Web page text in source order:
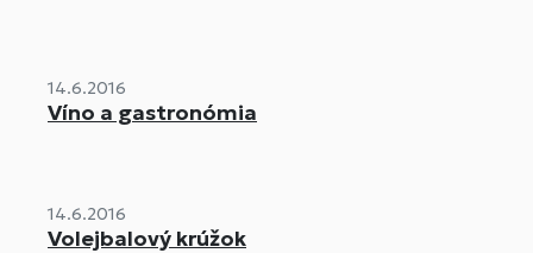
14.6.2016
Víno a gastronómia
14.6.2016
Volejbalový krúžok